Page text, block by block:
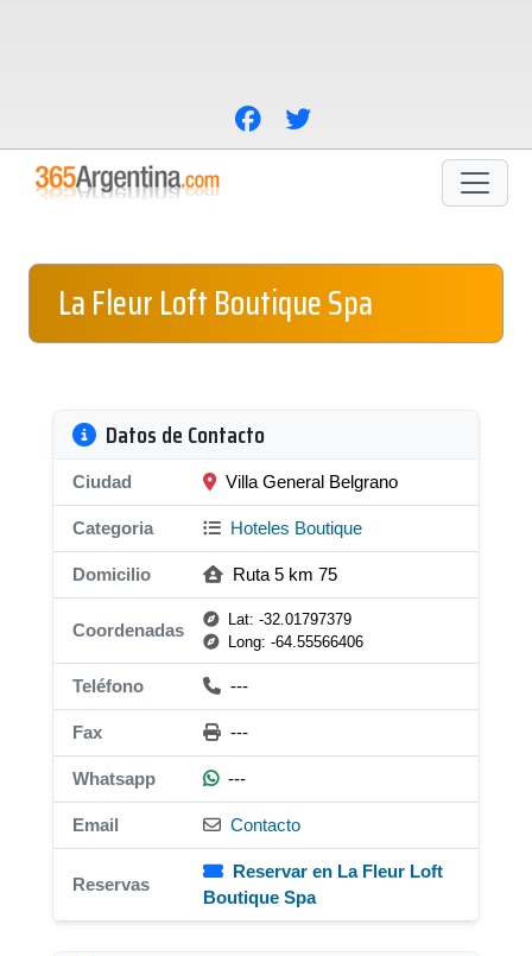
La Fleur Loft Boutique Spa
Datos de Contacto
Ciudad Villa General Belgrano
Categoria Hoteles Boutique
Domicilio Ruta 5 km 75
Coordenadas
Lat: -32.01797379
Long: -64.55566406
Teléfono ---
Fax ---
Whatsapp ---
Email Contacto
Reservas
Reservar en La Fleur Loft
Boutique Spa